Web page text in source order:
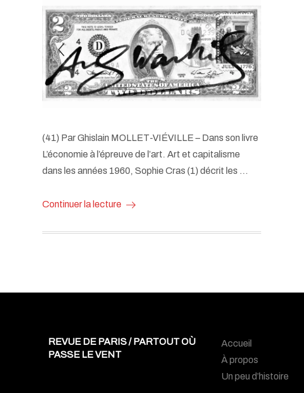
(41) Par Ghislain MOLLET-VIÉVILLE – Dans son livre
L’économie à l’épreuve de l’art. Art et capitalisme
dans les années 1960, Sophie Cras (1) décrit les …
Continuer la lecture
REVUE DE PARIS / PARTOUT OÙ
PASSE LE VENT
Accueil
À propos
Un peu d’histoire